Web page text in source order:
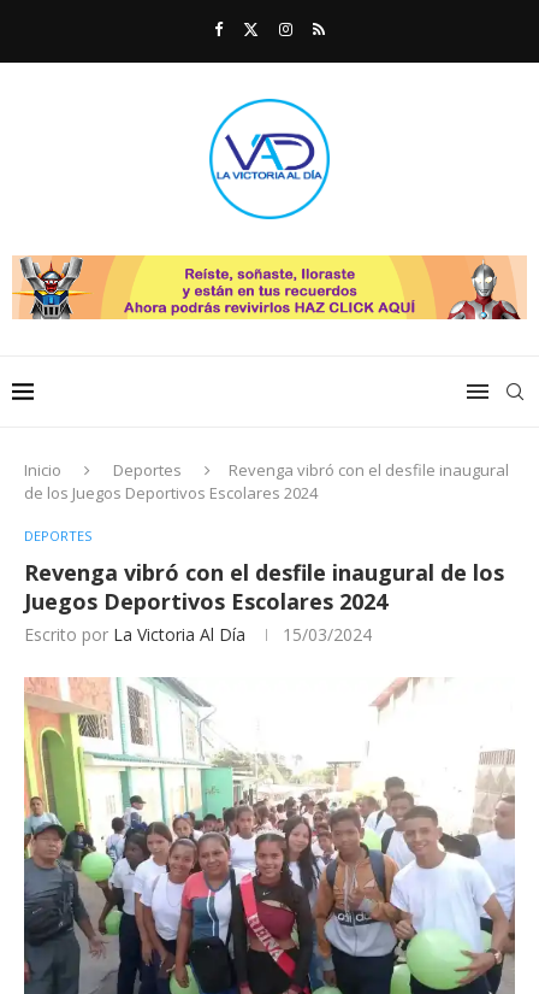
Inicio Deportes
Revenga vibró con el desfile inaugural
de los Juegos Deportivos Escolares 2024
DEPORTES
Revenga vibró con el desfile inaugural de los
Juegos Deportivos Escolares 2024
Escrito por La Victoria Al Día 15/03/2024